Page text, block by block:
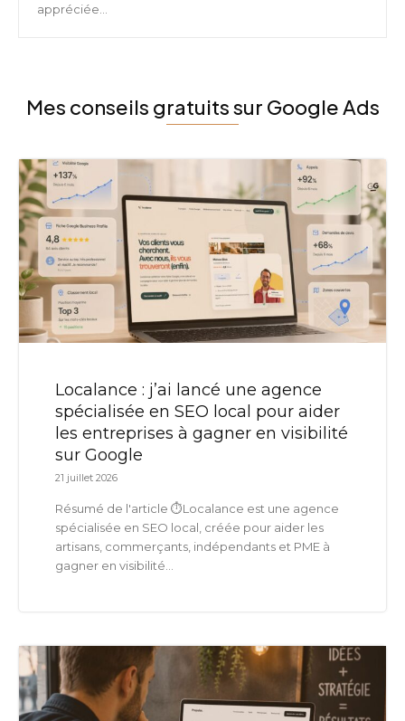
appréciée...
Mes conseils gratuits sur Google Ads
Localance : j’ai lancé une agence
spécialisée en SEO local pour aider
les entreprises à gagner en visibilité
sur Google
21 juillet 2026
Résumé de l'article ⏱️Localance est une agence
spécialisée en SEO local, créée pour aider les
artisans, commerçants, indépendants et PME à
gagner en visibilité...